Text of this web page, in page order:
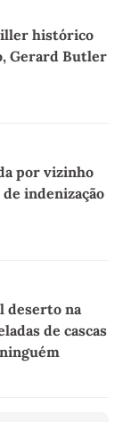
histórico
Gerard Butler
por vizinho
indenização
deserto na
de cascas